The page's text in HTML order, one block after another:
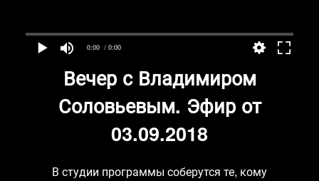
0:00 / 0:00
Вечер с Владимиром
Соловьевым. Эфир от
03.09.2018
В студии программы соберутся те, кому